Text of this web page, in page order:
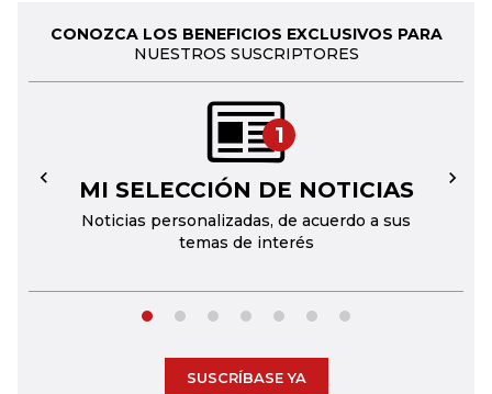
CONOZCA LOS BENEFICIOS EXCLUSIVOS PARA
NUESTROS SUSCRIPTORES
1
MI SELECCIÓN DE NOTICIAS
Noticias personalizadas, de acuerdo a sus
temas de interés
← →
SUSCRÍBASE YA